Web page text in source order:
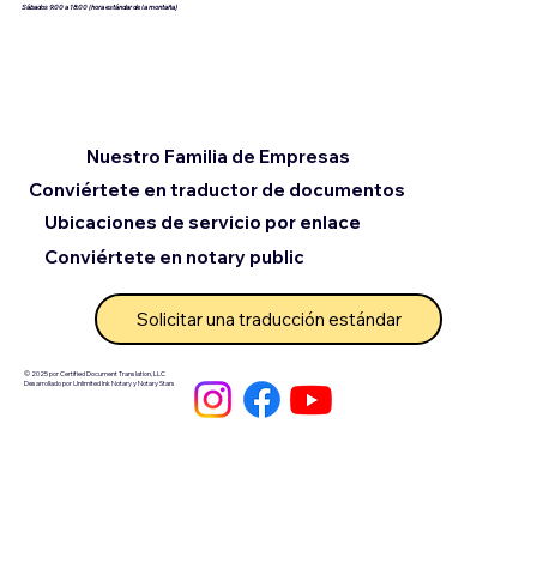
Sábados 9:00 a 18:00 (hora estándar de la montaña)
© 2025 por Certified Document Translation, LLC
Desarrollado por Unlimited Ink Notary y Notary Stars
Conviértete en traductor de documentos
Ubicaciones de servicio por enlace
Nuestro Familia de Empresas
Conviértete en notary public
Solicitar una traducción estándar